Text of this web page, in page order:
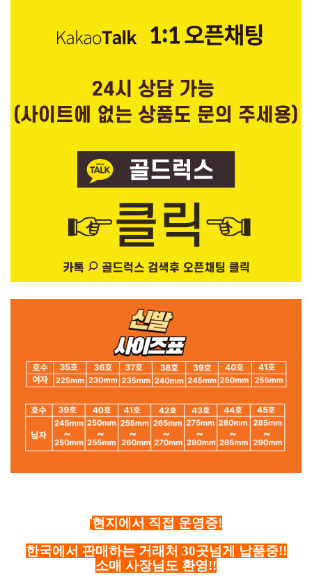
현지에서 직접 운영중!
한국에서 판매하는 거래처 30곳넘게 납품중!!
소매 사장님도 환영!!